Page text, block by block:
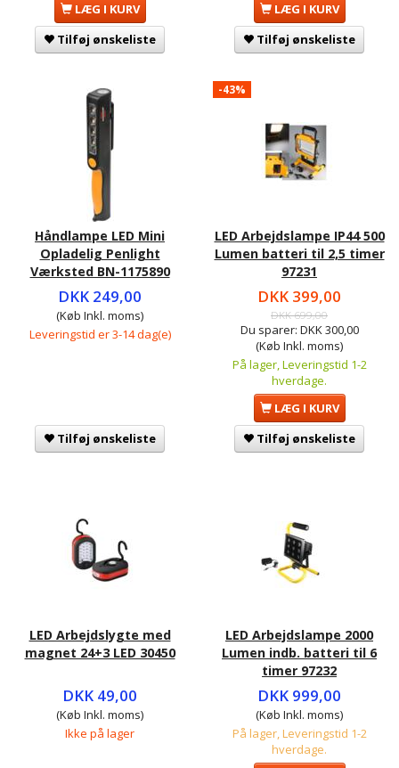
LÆG I KURV
Tilføj ønskeliste
LÆG I KURV
Tilføj ønskeliste
Håndlampe LED Mini
Opladelig Penlight
Værksted BN-1175890
DKK 249,00
(Køb Inkl. moms)
Leveringstid er 3-14 dag(e)
Tilføj ønskeliste
-43%
LED Arbejdslampe IP44 500
Lumen batteri til 2,5 timer
97231
DKK 399,00
DKK 699,00
Du sparer: DKK 300,00
(Køb Inkl. moms)
På lager, Leveringstid 1-2
hverdage.
LÆG I KURV
Tilføj ønskeliste
LED Arbejdslygte med
magnet 24+3 LED 30450
DKK 49,00
(Køb Inkl. moms)
Ikke på lager
LED Arbejdslampe 2000
Lumen indb. batteri til 6
timer 97232
DKK 999,00
(Køb Inkl. moms)
På lager, Leveringstid 1-2
hverdage.